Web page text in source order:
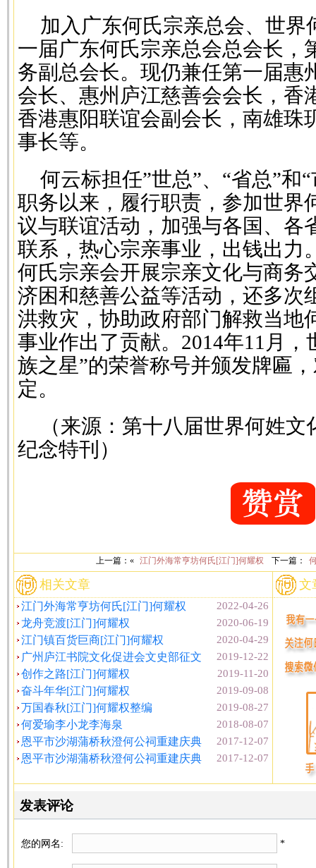
加入广东何氏宗亲总会、世界
一届广东何氏宗亲总会总会长，
务副总会长。现仍兼任第一届惠
会长、惠州庐江慈善会会长，香
香港惠阳联谊会副会长，南雄珠
事长等。
何云标担任”世总”、“省总”和
职务以来，履行职责，参加世界
议与联谊活动，加强与各国、各
联系，热心宗亲事业，出钱出力
何氏宗亲会开展宗亲文化与商务
济困和慈善公益等活动，还多次
洪救灾，协助政府部门解救当地
事业作出了贡献。2014年11月
族之星”的荣誉称号并颁发牌匾
定。
（来源：第十八届世界何姓
纪念特刊）
上一篇：« 江门外海常亨坊何氏[江门]何耀权 下一篇：
相关文章
2022-04-26
江门外海常亨坊何氏[江门]何耀权
2020-06-19
龙舟竞渡[江门]何耀权
2020-04-29
江门镇百货巨商[江门]何耀权
2019-12-22
广州庐江书院文化促进会文史部征文
2019-11-20
创作之路[江门]何耀权
2019-09-08
奋斗年华[江门]何耀权
2019-08-27
万国春秋[江门]何耀权整编
2018-08-07
何爱瑜李小龙李海泉
2017-12-07
恩平市沙湖蒲桥秋澄何公祠重建庆典
2017-12-07
恩平市沙湖蒲桥秋澄何公祠重建庆典
文
发表评论
您的网名: *